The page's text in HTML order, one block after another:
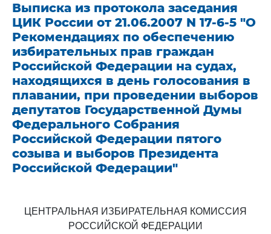
Выписка из протокола заседания
ЦИК России от 21.06.2007 N 17-6-5 "О
Рекомендациях по обеспечению
избирательных прав граждан
Российской Федерации на судах,
находящихся в день голосования в
плавании, при проведении выборов
депутатов Государственной Думы
Федерального Собрания
Российской Федерации пятого
созыва и выборов Президента
Российской Федерации"
ЦЕНТРАЛЬНАЯ ИЗБИРАТЕЛЬНАЯ КОМИССИЯ
РОССИЙСКОЙ ФЕДЕРАЦИИ